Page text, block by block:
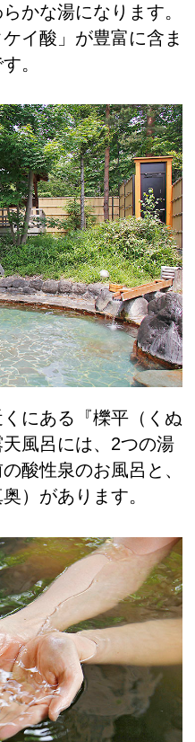
かな湯になります。
イ酸」が豊富に含ま
。
にある『櫟平（くぬ
風呂には、2つの湯
酸性泉のお風呂と、
）があります。